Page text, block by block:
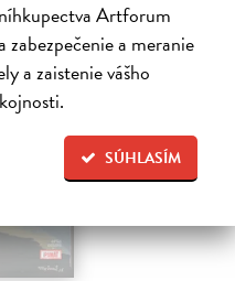
Artforum
zabezpečenie a meranie
a zaistenie vášho
SÚHLASÍM
na sklade